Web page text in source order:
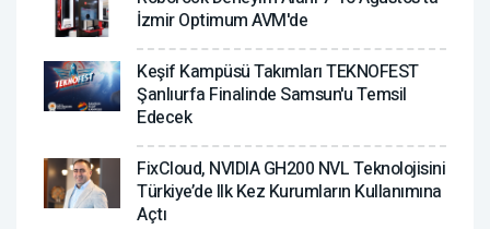
İzmir Optimum AVM'de
Keşif Kampüsü Takımları TEKNOFEST
Şanlıurfa Finalinde Samsun'u Temsil
Edecek
FixCloud, NVIDIA GH200 NVL Teknolojisini
Türkiye’de Ilk Kez Kurumların Kullanımına
Açtı